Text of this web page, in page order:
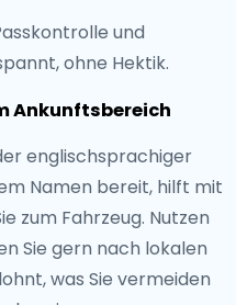
und
ohne Hektik.
Ankunftsbereich
englischsprachiger
Namen bereit, hilft mit
zum Fahrzeug. Nutzen
Sie gern nach lokalen
was Sie vermeiden